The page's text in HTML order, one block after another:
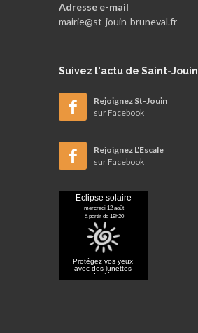
Adresse e-mail
mairie@st-jouin-bruneval.fr
Suivez l'actu de Saint-Jouin
Rejoignez St-Jouin
sur Facebook
Rejoignez L'Escale
sur Facebook